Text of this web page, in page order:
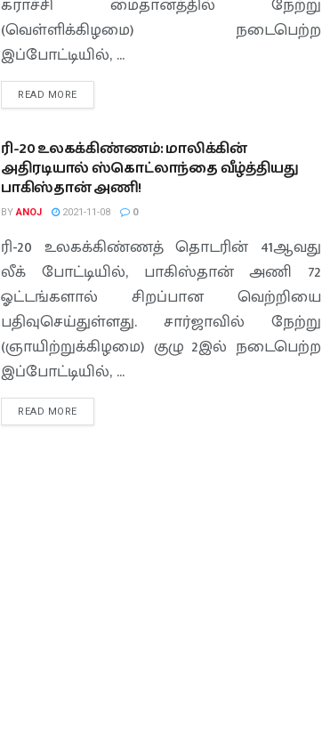
கராச்சி மைதானத்தில் நேற்று
(வெள்ளிக்கிழமை) நடைபெற்ற
இப்போட்டியில், ...
READ MORE
ரி-20 உலகக்கிண்ணம்: மாலிக்கின்
அதிரடியால் ஸ்கொட்லாந்தை வீழ்த்தியது
பாகிஸ்தான் அணி!
BY ANOJ 2021-11-08 0
ரி-20 உலகக்கிண்ணத் தொடரின் 41ஆவது
லீக் போட்டியில், பாகிஸ்தான் அணி 72
ஓட்டங்களால் சிறப்பான வெற்றியை
பதிவுசெய்துள்ளது. சார்ஜாவில் நேற்று
(ஞாயிற்றுக்கிழமை) குழு 2இல் நடைபெற்ற
இப்போட்டியில், ...
READ MORE